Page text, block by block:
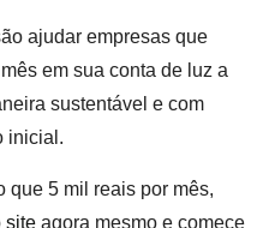
ajudar empresas que
em sua conta de luz a
sustentável e com
inicial.
que 5 mil reais por mês,
site agora mesmo e comece